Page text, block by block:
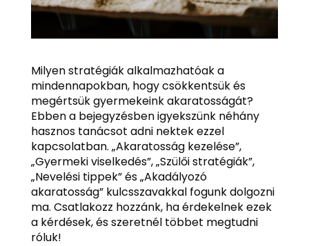
Milyen stratégiák alkalmazhatóak a
mindennapokban, hogy csökkentsük és
megértsük gyermekeink akaratosságát?
Ebben a bejegyzésben igyekszünk néhány
hasznos tanácsot adni nektek ezzel
kapcsolatban. „Akaratosság kezelése”,
„Gyermeki viselkedés”, „Szülői stratégiák”,
„Nevelési tippek” és „Akadályozó
akaratosság” kulcsszavakkal fogunk dolgozni
ma. Csatlakozz hozzánk, ha érdekelnek ezek
a kérdések, és szeretnél többet megtudni
róluk!